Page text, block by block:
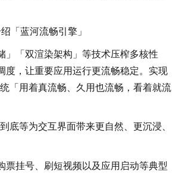
「蓝河流畅引擎」
」「双渲染架构」等技术压榨多核性
度，让重要应用运行更流畅稳定。实现
「用着真流畅、久用也流畅，看着就流
底等为交互界面带来更自然、更沉浸、
票挂号、刷短视频以及应用启动等典型